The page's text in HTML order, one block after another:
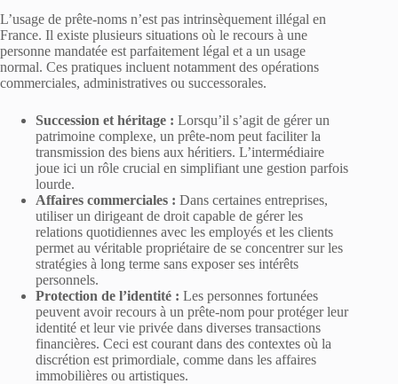
L’usage de prête-noms n’est pas intrinsèquement illégal en
France. Il existe plusieurs situations où le recours à une
personne mandatée est parfaitement légal et a un usage
normal. Ces pratiques incluent notamment des opérations
commerciales, administratives ou successorales.
Succession et héritage : Lorsqu’il s’agit de gérer un
patrimoine complexe, un prête-nom peut faciliter la
transmission des biens aux héritiers. L’intermédiaire
joue ici un rôle crucial en simplifiant une gestion parfois
lourde.
Affaires commerciales : Dans certaines entreprises,
utiliser un dirigeant de droit capable de gérer les
relations quotidiennes avec les employés et les clients
permet au véritable propriétaire de se concentrer sur les
stratégies à long terme sans exposer ses intérêts
personnels.
Protection de l’identité : Les personnes fortunées
peuvent avoir recours à un prête-nom pour protéger leur
identité et leur vie privée dans diverses transactions
financières. Ceci est courant dans des contextes où la
discrétion est primordiale, comme dans les affaires
immobilières ou artistiques.